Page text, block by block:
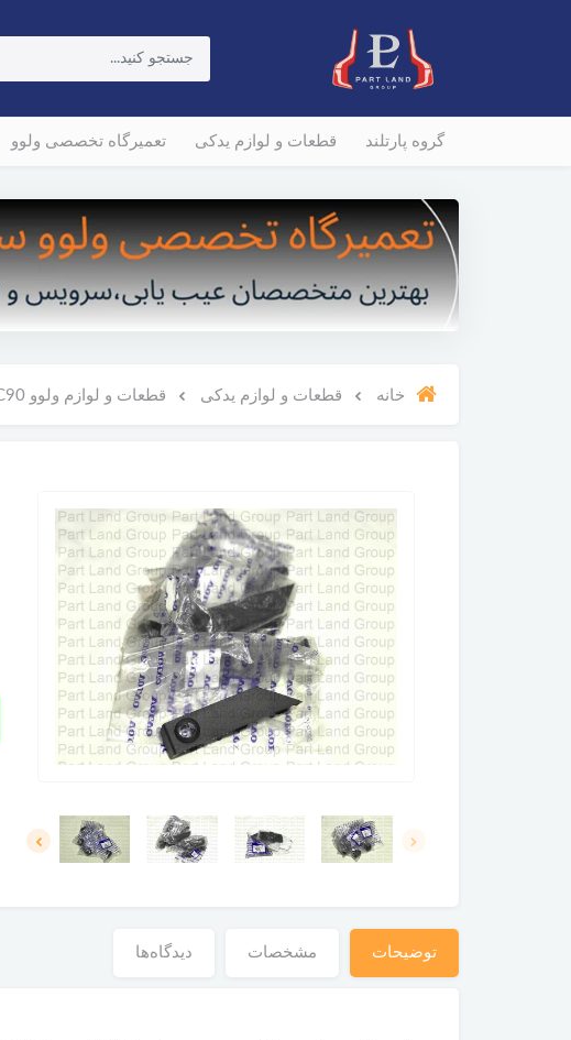
گروه پارتلند قطعات و لوازم یدکی تعمیرگاه تخصصی ولوو
خانه قطعات و لوازم یدکی قطعات و لوازم ولوو XC90
توضیحات مشخصات دیدگاه‌ها